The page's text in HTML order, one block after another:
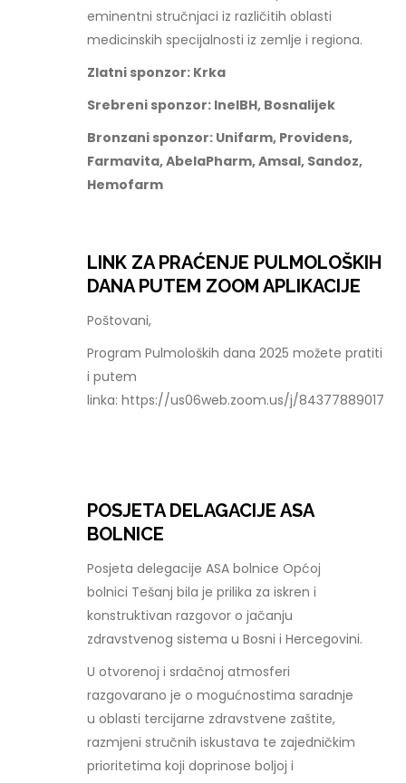
eminentni stručnjaci iz različitih oblasti
medicinskih specijalnosti iz zemlje i regiona.
Zlatni sponzor: Krka
Srebreni sponzor: InelBH, Bosnalijek
Bronzani sponzor: Unifarm, Providens,
Farmavita, AbelaPharm, Amsal, Sandoz,
Hemofarm
LINK ZA PRAĆENJE PULMOLOŠKIH
DANA PUTEM ZOOM APLIKACIJE
Poštovani,
Program Pulmoloških dana 2025 možete pratiti
i putem
linka: https://us06web.zoom.us/j/84377889017
POSJETA DELAGACIJE ASA
BOLNICE
Posjeta delegacije ASA bolnice Općoj
bolnici Tešanj bila je prilika za iskren i
konstruktivan razgovor o jačanju
zdravstvenog sistema u Bosni i Hercegovini.
U otvorenoj i srdačnoj atmosferi
razgovarano je o mogućnostima saradnje
u oblasti tercijarne zdravstvene zaštite,
razmjeni stručnih iskustava te zajedničkim
prioritetima koji doprinose boljoj i